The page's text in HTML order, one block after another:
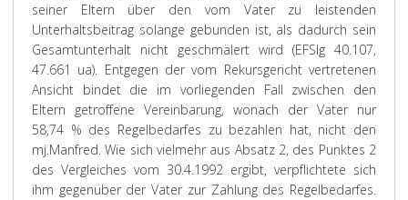
seiner Eltern über den vom Vater zu leistenden
Unterhaltsbeitrag solange gebunden ist, als dadurch sein
Gesamtunterhalt nicht geschmälert wird (EFSlg 40.107,
47.661 ua). Entgegen der vom Rekursgericht vertretenen
Ansicht bindet die im vorliegenden Fall zwischen den
Eltern getroffene Vereinbarung, wonach der Vater nur
58,74 % des Regelbedarfes zu bezahlen hat, nicht den
mj.Manfred. Wie sich vielmehr aus Absatz 2, des Punktes 2
des Vergleiches vom 30.4.1992 ergibt, verpflichtete sich
ihm gegenüber der Vater zur Zahlung des Regelbedarfes.